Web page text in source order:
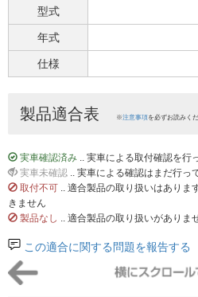
型式
年式
仕様
製品適合表 ※注意事項を必ずお読みく
実車確認済み .. 実車による取付確認を行
実車未確認 .. 実車による確認はまだ行っ
取付不可 .. 適合製品の取り扱いはありま
きません
製品なし .. 適合製品の取り扱いがありま
この適合に関する問題を報告する